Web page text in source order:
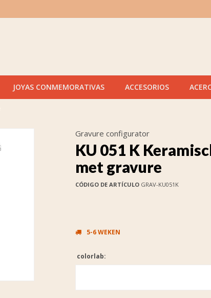
JOYAS CONMEMORATIVAS ACCESORIOS
Gravure configurator
KU 051 K
met gravure
CÓDIGO DE ARTÍCULOGRAV-KU051K
5-6 WEKEN
colorlab: